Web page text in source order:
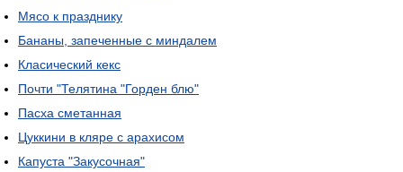
Мясо к празднику
Бананы, запеченные с миндалем
Класический кекс
Почти "Телятина "Горден блю"
Пасха сметанная
Цуккини в кляре с арахисом
Капуста "Закусочная"